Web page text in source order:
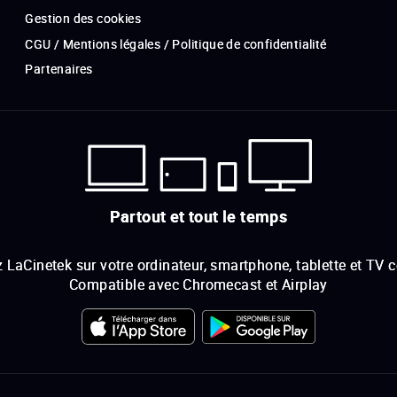
Gestion des cookies
CGU / Mentions légales / Politique de confidentialité
Partenaires
Partout et tout le temps
LaCinetek sur votre ordinateur, smartphone, tablette et TV
Compatible avec Chromecast et Airplay